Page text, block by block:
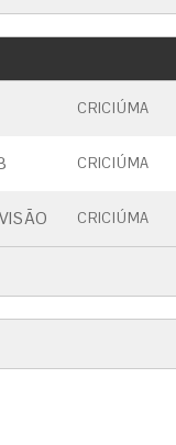
CRICIÚMA
CRICIÚMA
CRICIÚMA